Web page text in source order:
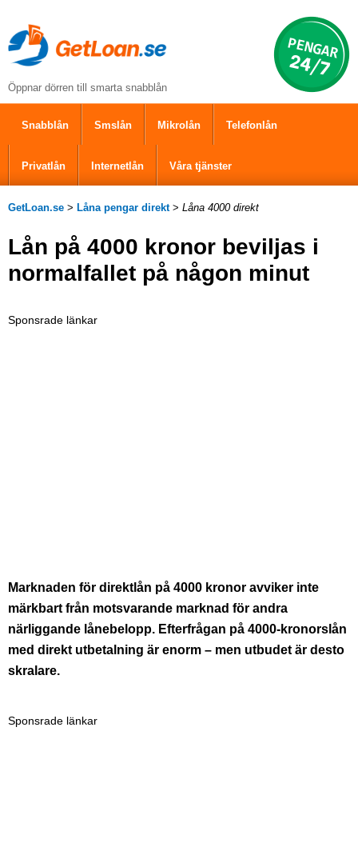
Öppnar dörren till smarta snabblån
Snabblån Smslån Mikrolån Telefonlån
Privatlån Internetlån Våra tjänster
GetLoan.se > Låna pengar direkt> Låna 4000 direkt
Lån på 4000 kronor beviljas i
normalfallet på någon minut
Sponsrade länkar
Marknaden för direktlån på 4000 kronor avviker inte
märkbart från motsvarande marknad för andra
närliggande lånebelopp. Efterfrågan på 4000-kronorslån
med direkt utbetalning är enorm – men utbudet är desto
skralare.
Sponsrade länkar